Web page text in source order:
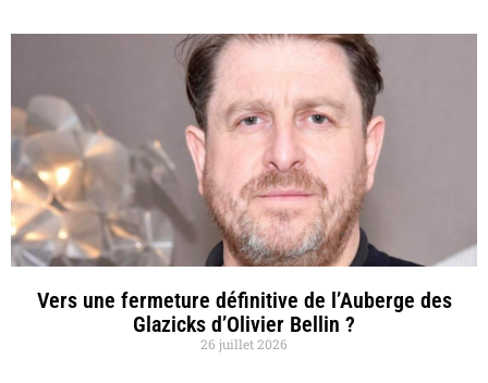
Vers une fermeture définitive de l’Auberge des
Glazicks d’Olivier Bellin ?
26 juillet 2026